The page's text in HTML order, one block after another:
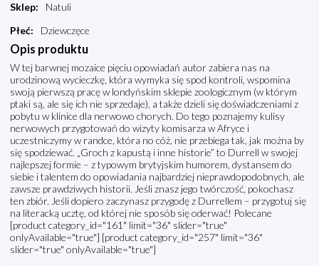
Sklep:
Natuli
Płeć: Dziewczęce
Opis produktu
W tej barwnej mozaice pięciu opowiadań autor zabiera nas na
urodzinową wycieczkę, która wymyka się spod kontroli, wspomina
swoją pierwszą pracę w londyńskim sklepie zoologicznym (w którym
ptaki są, ale się ich nie sprzedaje), a także dzieli się doświadczeniami z
pobytu w klinice dla nerwowo chorych. Do tego poznajemy kulisy
nerwowych przygotowań do wizyty komisarza w Afryce i
uczestniczymy w randce, która no cóż, nie przebiega tak, jak można by
się spodziewać. „Groch z kapustą i inne historie” to Durrell w swojej
najlepszej formie – z typowym brytyjskim humorem, dystansem do
siebie i talentem do opowiadania najbardziej nieprawdopodobnych, ale
zawsze prawdziwych historii. Jeśli znasz jego twórczość, pokochasz
ten zbiór. Jeśli dopiero zaczynasz przygodę z Durrellem – przygotuj się
na literacką ucztę, od której nie sposób się oderwać! Polecane
[product category_id="161" limit="36" slider="true"
onlyAvailable="true"] [product category_id="257" limit="36"
slider="true" onlyAvailable="true"]